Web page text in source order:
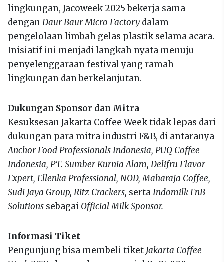
lingkungan, Jacoweek 2025 bekerja sama
denganDaur Baur Micro Factory dalam
pengelolaan limbah gelas plastik selama acara.
Inisiatif ini menjadi langkah nyata menuju
penyelenggaraan festival yang ramah
lingkungan dan berkelanjutan.
Dukungan Sponsor dan Mitra
Kesuksesan Jakarta Coffee Week tidak lepas dari
dukungan para mitra industri F&B, di antaranya
Anchor Food Professionals Indonesia, PUQ Coffee
Indonesia, PT. Sumber Kurnia Alam, Delifru Flavor
Expert, Ellenka Professional, NOD, Maharaja Coffee,
Sudi Jaya Group, Ritz Crackers, sertaIndomilk FnB
Solutions sebagai Official Milk Sponsor.
Informasi Tiket
Pengunjung bisa membeli tiket Jakarta Coffee